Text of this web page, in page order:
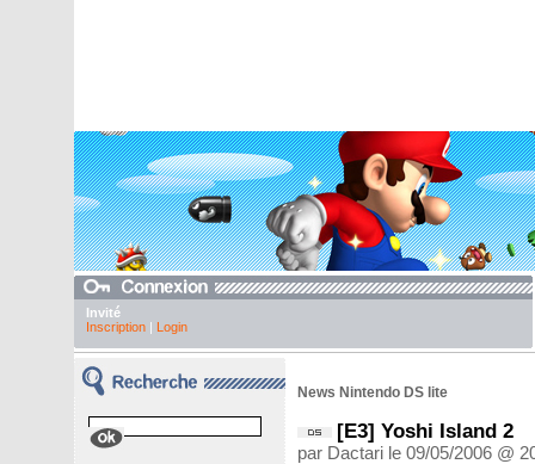
Invité
Inscription| Login
News Nintendo DS lite
[E3] Yoshi Island 2
par Dactari le 09/05/2006 @